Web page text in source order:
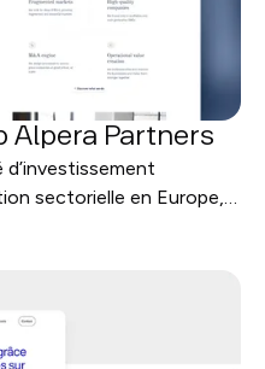
Alpera Partners
sectorielle en Europe,
institutionnel, clair et